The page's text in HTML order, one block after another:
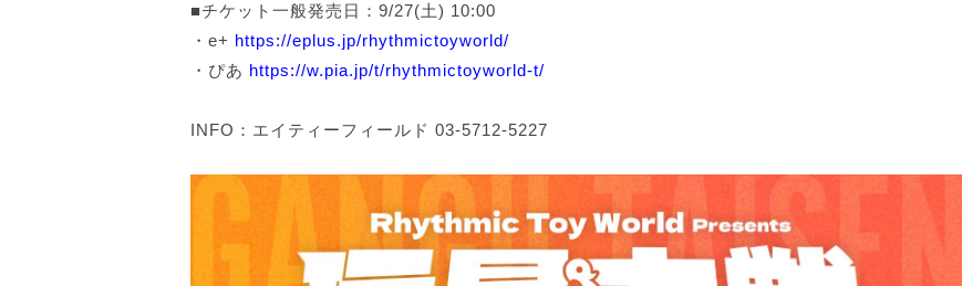
■チケット一般発売日：9/27(土) 10:00
・e+ https://eplus.jp/rhythmictoyworld/
・ぴあ https://w.pia.jp/t/rhythmictoyworld-t/
INFO：エイティーフィールド 03-5712-5227